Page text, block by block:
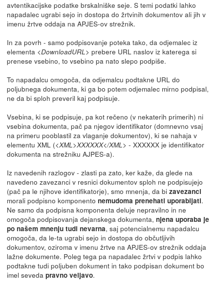
avtentikacijske podatke brskalniške seje. S temi podatki lahko
napadalec ugrabi sejo in dostopa do žrtvinih dokumentov ali jih v
imenu žrtve oddaja na APJES-ov strežnik.
In za povrh - samo podpisovanje poteka tako, da odjemalec iz
elementa <DownloadURL> prebere URL naslov iz katerega si
prenese vsebino, to vsebino pa nato slepo podpiše.
To napadalcu omogoča, da odjemalcu podtakne URL do
poljubnega dokumenta, ki ga bo potem odjemalec mirno podpisal,
ne da bi sploh preveril kaj podpisuje.
Vsebina, ki se podpisuje, pa kot rečeno (v nekaterih primerih) ni
vsebina dokumenta, pač pa njegov identifikator (domnevno vsaj
na primeru pooblastil za vlaganje dokumentov), ki se nahaja v
elementu XML (<XML>XXXXXX</XML> - XXXXXX je identifikator
dokumenta na strežniku AJPES-a).
Iz navedenih razlogov - zlasti pa zato, ker kaže, da glede na
navedeno zavezanci v resnici dokumentov sploh ne podpisujejo
(pač pa le njihove identifikatorje), smo mnenja, da bi zavezanci
morali podpisno komponento nemudoma prenehati uporabljati.
Ne samo da podpisna komponenta deluje nepravilno in ne
omogoča podpisovanja dejanskega dokumenta, njena uporaba je
po našem mnenju tudi nevarna, saj potencialnemu napadalcu
omogoča, da le-ta ugrabi sejo in dostopa do občutljivih
dokumentov, oziroma v imenu žrtve na APJES-ov strežnik oddaja
lažne dokumente. Poleg tega pa napadalec žrtvi v podpis lahko
podtakne tudi poljuben dokument in tako podpisan dokument bo
imel seveda pravno veljavo.